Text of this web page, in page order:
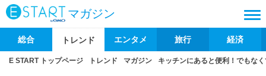
マガジン
総合 トレンド エンタメ 旅行 経済
E START トップページ トレンド マガジン キッチンにあると便利！でもな